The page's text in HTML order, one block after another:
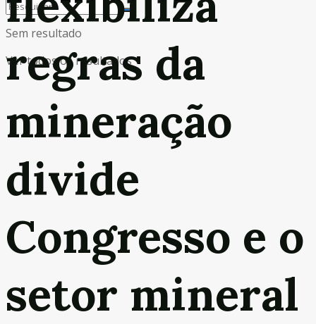
Sem resultado
Ver todos os resultados
regras da
mineração
divide
Congresso e o
setor mineral